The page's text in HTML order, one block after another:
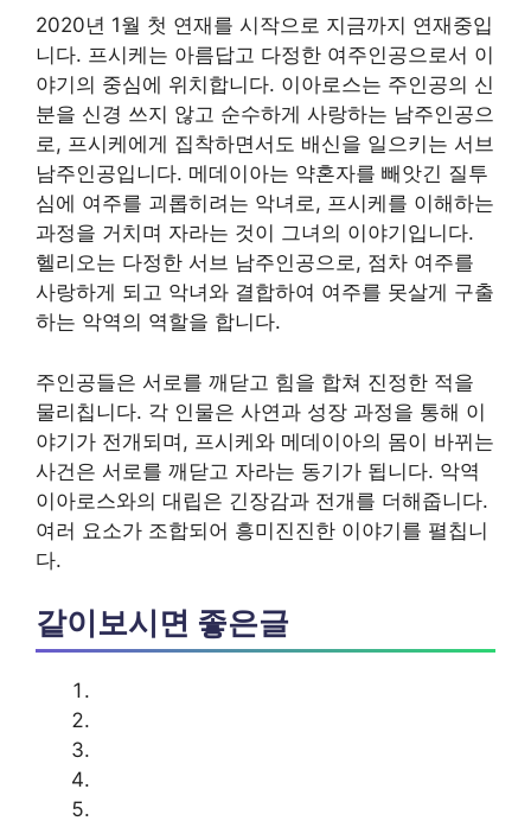
2020년 1월 첫 연재를 시작으로 지금까지 연재중입
니다. 프시케는 아름답고 다정한 여주인공으로서 이
야기의 중심에 위치합니다. 이아로스는 주인공의 신
분을 신경 쓰지 않고 순수하게 사랑하는 남주인공으
로, 프시케에게 집착하면서도 배신을 일으키는 서브
남주인공입니다. 메데이아는 약혼자를 빼앗긴 질투
심에 여주를 괴롭히려는 악녀로, 프시케를 이해하는
과정을 거치며 자라는 것이 그녀의 이야기입니다.
헬리오는 다정한 서브 남주인공으로, 점차 여주를
사랑하게 되고 악녀와 결합하여 여주를 못살게 구출
하는 악역의 역할을 합니다.
주인공들은 서로를 깨닫고 힘을 합쳐 진정한 적을
물리칩니다. 각 인물은 사연과 성장 과정을 통해 이
야기가 전개되며, 프시케와 메데이아의 몸이 바뀌는
사건은 서로를 깨닫고 자라는 동기가 됩니다. 악역
이아로스와의 대립은 긴장감과 전개를 더해줍니다.
여러 요소가 조합되어 흥미진진한 이야기를 펼칩니
다.
같이보시면 좋은글